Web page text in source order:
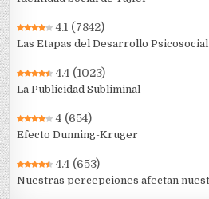
4.1 (7842)
Las Etapas del Desarrollo
4.4 (1023)
La Publicidad Subliminal
4 (654)
Efecto Dunning-Kruger
4.4 (653)
Nuestras percepciones afectan